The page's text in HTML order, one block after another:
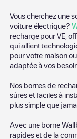
Vous cherchez une
voiture électrique?
recharge pour VE,
qui allient
pour votre maison
adaptée à vos
Nos bornes de
sûres et faciles à
plus simple que
Avec une borne
rapides et de la